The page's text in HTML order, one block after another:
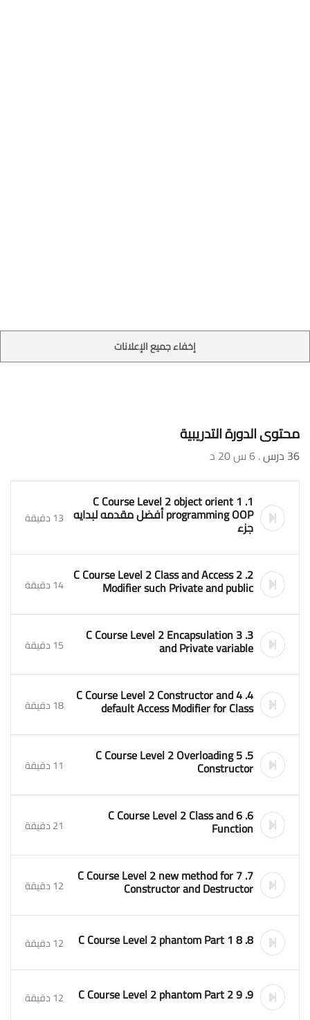
إخفاء جميع الإعلانات
محتوى الدورة التدريبية
36 درس . 6 س 20 د
1. 1 C Course Level 2 object orient
programming OOP أفضل مقدمه لبدايه
جزء 13 دقيقة
2. 2 C Course Level 2 Class and Access
Modifier such Private and public 14 دقيقة
3. 3 C Course Level 2 Encapsulation
and Private variable 15 دقيقة
4. 4 C Course Level 2 Constructor and
default Access Modifier for Class 18 دقيقة
5. 5 C Course Level 2 Overloading
Constructor 11 دقيقة
6. 6 C Course Level 2 Class and
Function 21 دقيقة
7. 7 C Course Level 2 new method for
Constructor and Destructor 12 دقيقة
8. 8 C Course Level 2 phantom Part 1 12 دقيقة
9. 9 C Course Level 2 phantom Part 2 12 دقيقة